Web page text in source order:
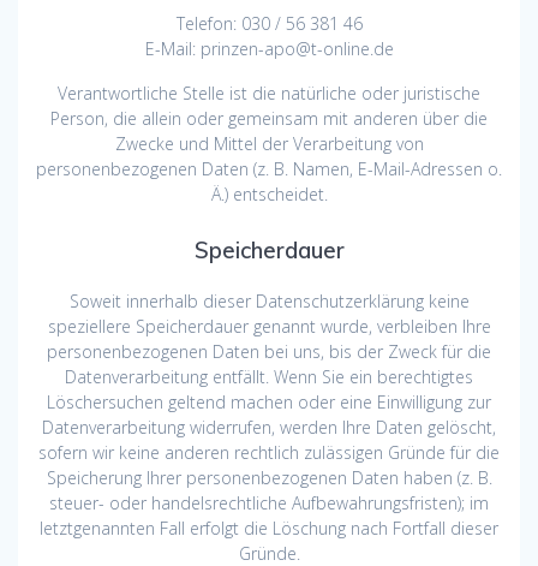
Telefon: 030 / 56 381 46
E-Mail: prinzen-apo@t-online.de
Verantwortliche Stelle ist die natürliche oder juristische
Person, die allein oder gemeinsam mit anderen über die
Zwecke und Mittel der Verarbeitung von
personenbezogenen Daten (z. B. Namen, E-Mail-Adressen o.
Ä.) entscheidet.
Speicherdauer
Soweit innerhalb dieser Datenschutzerklärung keine
speziellere Speicherdauer genannt wurde, verbleiben Ihre
personenbezogenen Daten bei uns, bis der Zweck für die
Datenverarbeitung entfällt. Wenn Sie ein berechtigtes
Löschersuchen geltend machen oder eine Einwilligung zur
Datenverarbeitung widerrufen, werden Ihre Daten gelöscht,
sofern wir keine anderen rechtlich zulässigen Gründe für die
Speicherung Ihrer personenbezogenen Daten haben (z. B.
steuer- oder handelsrechtliche Aufbewahrungsfristen); im
letztgenannten Fall erfolgt die Löschung nach Fortfall dieser
Gründe.